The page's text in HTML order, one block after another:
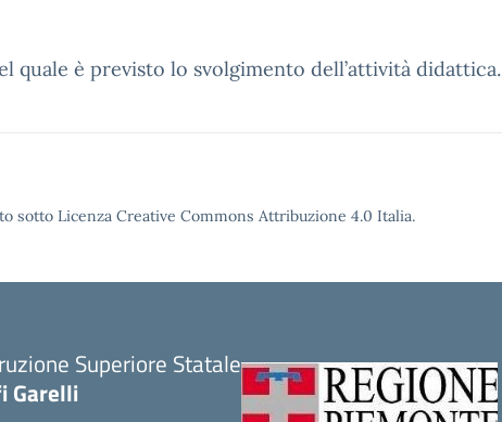
quale è previsto lo svolgimento dell’attività didattica.
sotto Licenza Creative Commons Attribuzione 4.0 Italia.
Superiore Statale
Garelli